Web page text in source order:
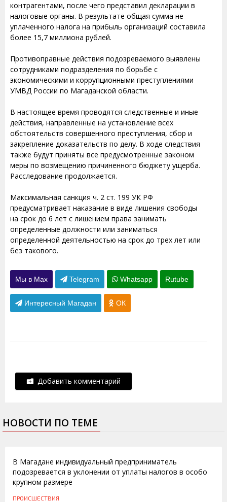
контрагентами, после чего представил декларации в
налоговые органы. В результате общая сумма не
уплаченного налога на прибыль организаций составила
более 15,7 миллиона рублей.
Противоправные действия подозреваемого выявлены
сотрудниками подразделения по борьбе с
экономическими и коррупционными преступлениями
УМВД России по Магаданской области.
В настоящее время проводятся следственные и иные
действия, направленные на установление всех
обстоятельств совершенного преступления, сбор и
закрепление доказательств по делу. В ходе следствия
также будут приняты все предусмотренные законом
меры по возмещению причиненного бюджету ущерба.
Расследование продолжается.
Максимальная санкция ч. 2 ст. 199 УК РФ
предусматривает наказание в виде лишения свободы
на срок до 6 лет с лишением права занимать
определенные должности или заниматься
определенной деятельностью на срок до трех лет или
без такового.
Мы в Max Telegram Whatsapp Rutube
Интересный Магадан ОК
Добавить комментарий
НОВОСТИ ПО ТЕМЕ
В Магадане индивидуальный предприниматель
подозревается в уклонении от уплаты налогов в особо
крупном размере
ПРОИСШЕСТВИЯ